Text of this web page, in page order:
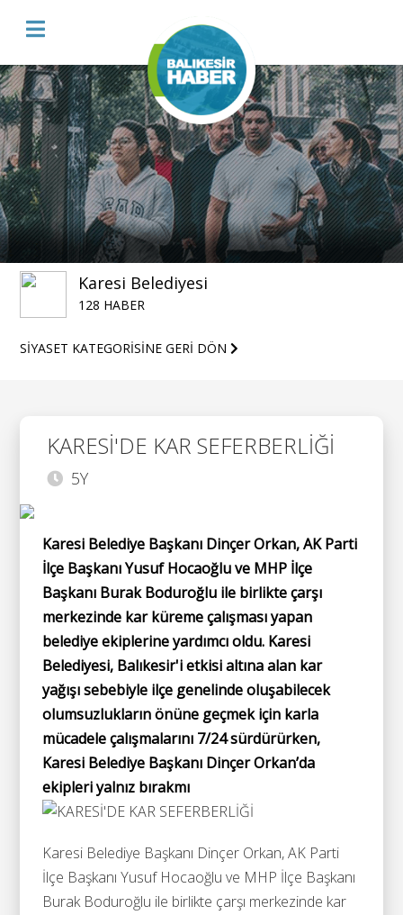
Karesi Belediyesi
128 HABER
SİYASET KATEGORİSİNE GERİ DÖN
KARESİ'DE KAR SEFERBERLİĞİ
5Y
Karesi Belediye Başkanı Dinçer Orkan, AK Parti
İlçe Başkanı Yusuf Hocaoğlu ve MHP İlçe
Başkanı Burak Boduroğlu ile birlikte çarşı
merkezinde kar küreme çalışması yapan
belediye ekiplerine yardımcı oldu. Karesi
Belediyesi, Balıkesir'i etkisi altına alan kar
yağışı sebebiyle ilçe genelinde oluşabilecek
olumsuzlukların önüne geçmek için karla
mücadele çalışmalarını 7/24 sürdürürken,
Karesi Belediye Başkanı Dinçer Orkan’da
ekipleri yalnız bırakmı
Karesi Belediye Başkanı Dinçer Orkan, AK Parti
İlçe Başkanı Yusuf Hocaoğlu ve MHP İlçe Başkanı
Burak Boduroğlu ile birlikte çarşı merkezinde kar